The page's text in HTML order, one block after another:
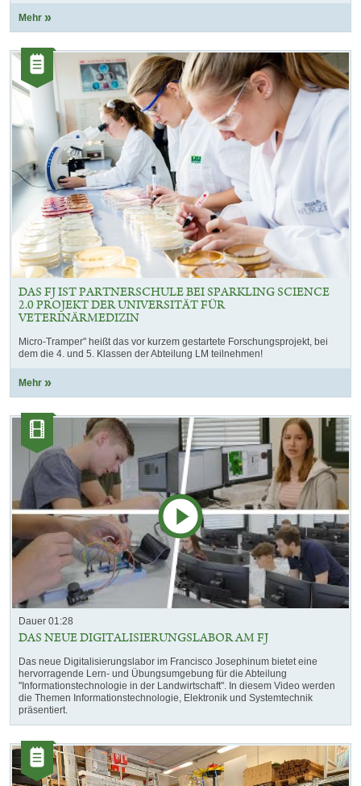
Mehr
Kategorie:
Artikel
DAS FJ IST PARTNERSCHULE BEI SPARKLING SCIENCE
2.0 PROJEKT DER UNIVERSITÄT FÜR
VETERINÄRMEDIZIN
Micro-Tramper" heißt das vor kurzem gestartete Forschungsprojekt, bei
dem die 4. und 5. Klassen der Abteilung LM teilnehmen!
Mehr
Kategorie:
Videos
Dauer 01:28
DAS NEUE DIGITALISIERUNGSLABOR AM FJ
Das neue Digitalisierungslabor im Francisco Josephinum bietet eine
hervorragende Lern- und Übungsumgebung für die Abteilung
"Informationstechnologie in der Landwirtschaft". In diesem Video werden
die Themen Informationstechnologie, Elektronik und Systemtechnik
präsentiert.
Kategorie:
Artikel